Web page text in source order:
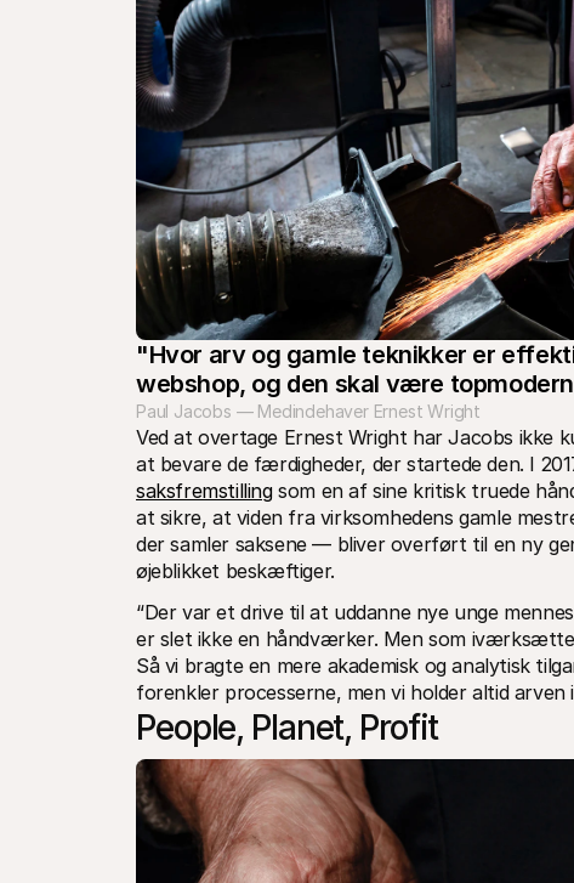
"Hvor arv og gamle teknikker er
webshop, og den skal være
Paul Jacobs — Medindehaver Ernest Wright
Ved at overtage Ernest Wright har Jacobs ikke
saksfremstilling som en af sine kritisk truede
at sikre, at viden fra virksomhedens gamle
der samler saksene — bliver overført til en ny
øjeblikket beskæftiger.
“Der var et drive til at uddanne nye unge
er slet ikke en håndværker. Men som
Så vi bragte en mere akademisk og analytisk
forenkler processerne, men vi holder altid arven i
People, Planet, Profit